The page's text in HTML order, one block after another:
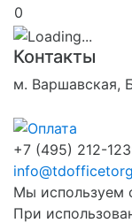
0
Контакты
м. Варшавская,
+7 (495) 212-
Мы используем
При